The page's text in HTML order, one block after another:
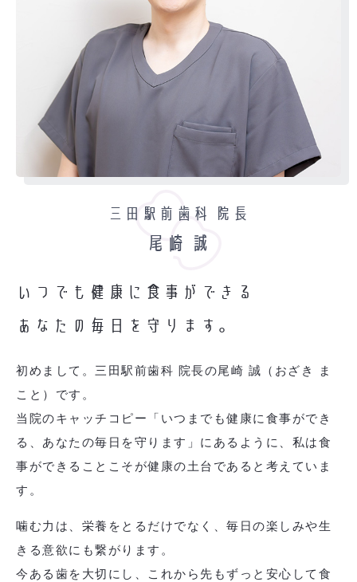
いつでも健康に食事ができる
あなたの毎日を守ります。
初めまして。三田駅前歯科 院長の尾崎 誠（おざき ま
こと）です。
当院のキャッチコピー「いつまでも健康に食事ができ
る、あなたの毎日を守ります」にあるように、私は食
事ができることこそが健康の土台であると考えていま
す。
噛む力は、栄養をとるだけでなく、毎日の楽しみや生
きる意欲にも繋がります。
今ある歯を大切にし、これから先もずっと安心して食
三田駅前歯科 院長
尾崎 誠